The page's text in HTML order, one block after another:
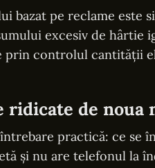
bazat pe reclame este
excesiv de hârtie
prin controlul cantității
ridicate de noua
practică: ce se
și nu are telefonul la